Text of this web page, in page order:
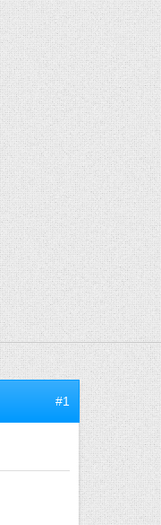
#1